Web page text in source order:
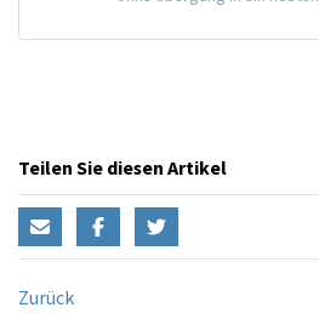
Teilen Sie diesen Artikel
Zurück